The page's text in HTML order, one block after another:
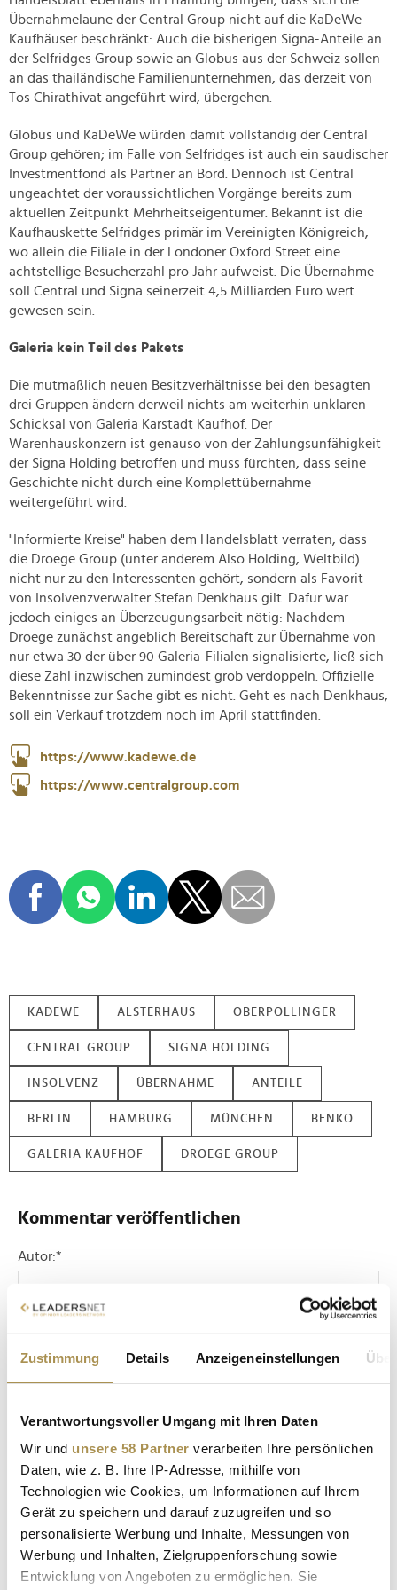
Zustimmung Details Anzeigeneinstellungen
Verantwortungsvoller Umgang mit Ihren Daten
Wir und unsere 58 Partner verarbeiten Ihre persönlichen
Daten, wie z. B. Ihre IP-Adresse, mithilfe von
Technologien wie Cookies, um Informationen auf Ihrem
Gerät zu speichern und darauf zuzugreifen und so
personalisierte Werbung und Inhalte, Messungen von
Werbung und Inhalten, Zielgruppenforschung sowie
Entwicklung von Angeboten zu ermöglichen. Sie
Übernahmelaune der Central Group nicht auf die KaDeWe-
Kaufhäuser beschränkt: Auch die bisherigen Signa-Anteile an
der Selfridges Group sowie an Globus aus der Schweiz sollen
an das thailändische Familienunternehmen, das derzeit von
Tos Chirathivat angeführt wird, übergehen.
Globus und KaDeWe würden damit vollständig der Central
Group gehören; im Falle von Selfridges ist auch ein saudischer
Investmentfond als Partner an Bord. Dennoch ist Central
ungeachtet der voraussichtlichen Vorgänge bereits zum
aktuellen Zeitpunkt Mehrheitseigentümer. Bekannt ist die
Kaufhauskette Selfridges primär im Vereinigten Königreich,
wo allein die Filiale in der Londoner Oxford Street eine
achtstellige Besucherzahl pro Jahr aufweist. Die Übernahme
soll Central und Signa seinerzeit 4,5 Milliarden Euro wert
gewesen sein.
Galeria kein Teil des Pakets
Die mutmaßlich neuen Besitzverhältnisse bei den besagten
drei Gruppen ändern derweil nichts am weiterhin unklaren
Schicksal von Galeria Karstadt Kaufhof. Der
Warenhauskonzern ist genauso von der Zahlungsunfähigkeit
der Signa Holding betroffen und muss fürchten, dass seine
Geschichte nicht durch eine Komplettübernahme
weitergeführt wird.
"Informierte Kreise" haben dem Handelsblatt verraten, dass
die Droege Group (unter anderem Also Holding, Weltbild)
nicht nur zu den Interessenten gehört, sondern als Favorit
von Insolvenzverwalter Stefan Denkhaus gilt. Dafür war
jedoch einiges an Überzeugungsarbeit nötig: Nachdem
Droege zunächst angeblich Bereitschaft zur Übernahme von
nur etwa 30 der über 90 Galeria-Filialen signalisierte, ließ sich
diese Zahl inzwischen zumindest grob verdoppeln. Offizielle
Bekenntnisse zur Sache gibt es nicht. Geht es nach Denkhaus,
soll ein Verkauf trotzdem noch im April stattfinden.
https://www.kadewe.de
https://www.centralgroup.com
KADEWE ALSTERHAUS OBERPOLLINGER
CENTRAL GROUP SIGNA HOLDING
INSOLVENZ ÜBERNAHME ANTEILE
BERLIN HAMBURG MÜNCHEN BENKO
GALERIA KAUFHOF DROEGE GROUP
Kommentar veröffentlichen
Autor:*